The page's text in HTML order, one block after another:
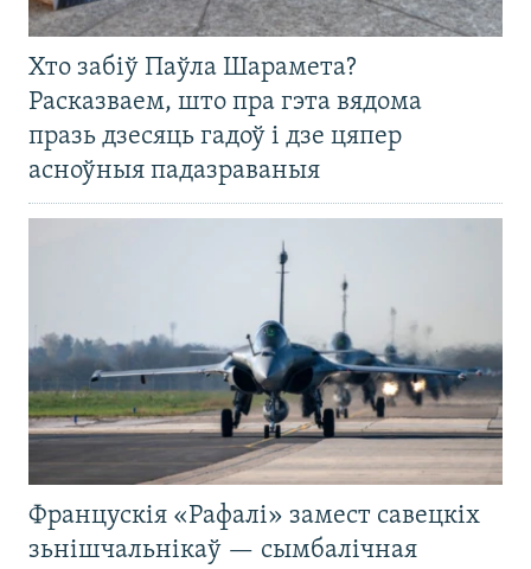
Хто забіў Паўла Шарамета?
Расказваем, што пра гэта вядома
празь дзесяць гадоў і дзе цяпер
асноўныя падазраваныя
Францускія «Рафалі» замест савецкіх
зьнішчальнікаў — сымбалічная